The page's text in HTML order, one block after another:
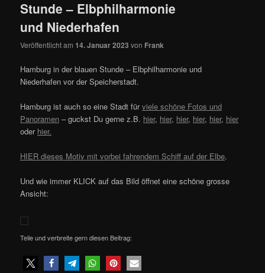
Stunde – Elbphilharmonie
und Niederhafen
Veröffentlicht am 14. Januar 2023 von Frank
Hamburg in der blauen Stunde – Elbphilharmonie und
Niederhafen vor der Speicherstadt.
Hamburg ist auch so eine Stadt fürviele schöne Fotos und
Panoramen – guckst Du gerne z.B. hier, hier, hier, hier, hier, hier
oder hier.
HIER dieses Motiv mit vorbei fahrendem Schiff auf der Elbe.
Und wie immer KLICK auf das Bild öffnet eine schöne grosse
Ansicht:
Teile und verbreite gern diesen Beitrag: